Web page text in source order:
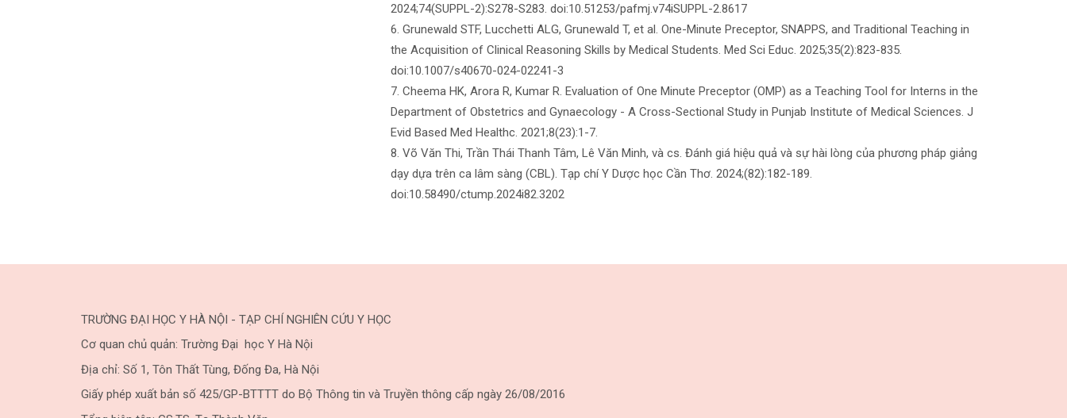
2024;74(SUPPL-2):S278-S283. doi:10.51253/pafmj.v74iSUPPL-2.8617
6. Grunewald STF, Lucchetti ALG, Grunewald T, et al. One-Minute Preceptor, SNAPPS, and Traditional Teaching in
the Acquisition of Clinical Reasoning Skills by Medical Students. Med Sci Educ. 2025;35(2):823-835.
doi:10.1007/s40670-024-02241-3
7. Cheema HK, Arora R, Kumar R. Evaluation of One Minute Preceptor (OMP) as a Teaching Tool for Interns in the
Department of Obstetrics and Gynaecology - A Cross-Sectional Study in Punjab Institute of Medical Sciences. J
Evid Based Med Healthc. 2021;8(23):1-7.
8. Võ Văn Thi, Trần Thái Thanh Tâm, Lê Văn Minh, và cs. Đánh giá hiệu quả và sự hài lòng của phương pháp giảng
dạy dựa trên ca lâm sàng (CBL). Tạp chí Y Dược học Cần Thơ. 2024;(82):182-189.
doi:10.58490/ctump.2024i82.3202
TRƯỜNG ĐẠI HỌC Y HÀ NỘI - TẠP CHÍ NGHIÊN CỨU Y HỌC
Cơ quan chủ quản: Trường Đại học Y Hà Nội
Địa chỉ: Số 1, Tôn Thất Tùng, Đống Đa, Hà Nội
Giấy phép xuất bản số 425/GP-BTTTT do Bộ Thông tin và Truyền thông cấp ngày 26/08/2016